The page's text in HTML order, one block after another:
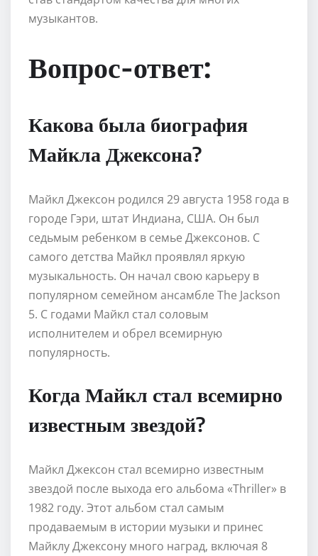
музыкантов.
Вопрос-ответ:
Какова была биография
Майкла Джексона?
Майкл Джексон родился 29 августа 1958 года в
городе Гэри, штат Индиана, США. Он был
седьмым ребенком в семье Джексонов. С
самого детства Майкл проявлял яркую
музыкальность. Он начал свою карьеру в
популярном семейном ансамбле The Jackson
5. С годами Майкл стал соловым
исполнителем и обрел всемирную
популярность.
Когда Майкл стал всемирно
известным звездой?
Майкл Джексон стал всемирно известным
звездой после выхода его альбома «Thriller» в
1982 году. Этот альбом стал самым
продаваемым в истории музыки и принес
Майклу Джексону много наград, включая 8